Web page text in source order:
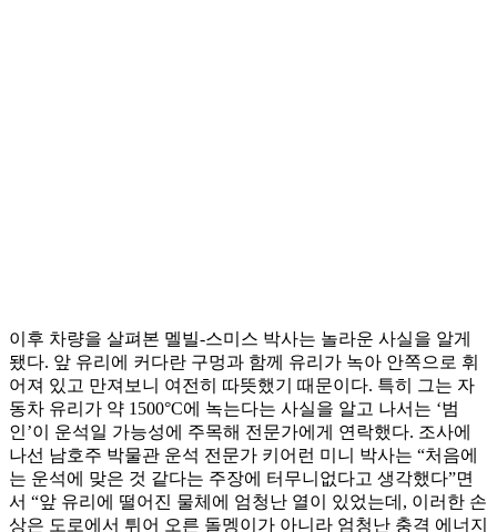
이후 차량을 살펴본 멜빌-스미스 박사는 놀라운 사실을 알게
됐다. 앞 유리에 커다란 구멍과 함께 유리가 녹아 안쪽으로 휘
어져 있고 만져보니 여전히 따뜻했기 때문이다. 특히 그는 자
동차 유리가 약 1500°C에 녹는다는 사실을 알고 나서는 ‘범
인’이 운석일 가능성에 주목해 전문가에게 연락했다. 조사에
나선 남호주 박물관 운석 전문가 키어런 미니 박사는 “처음에
는 운석에 맞은 것 같다는 주장에 터무니없다고 생각했다”면
서 “앞 유리에 떨어진 물체에 엄청난 열이 있었는데, 이러한 손
상은 도로에서 튀어 오른 돌멩이가 아니라 엄청난 충격 에너지